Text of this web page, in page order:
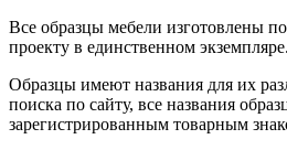
Все образцы мебели изготовлены
проекту в единственном экземпляре.
Образцы имеют названия для их
поиска по сайту, все названия
зарегистрированным товарным